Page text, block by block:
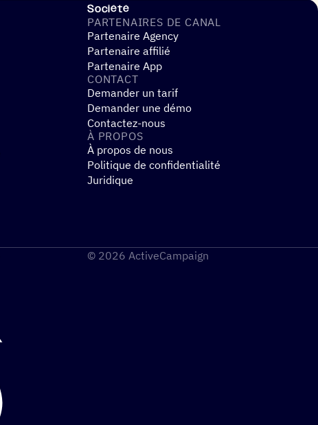
Société
PARTE­NAIRES DE CANAL
Partenaire Agency
Partenaire affilié
Partenaire App
CONTACT
Demander un tarif
Demander une démo
Contactez-nous
À PROPOS
À propos de nous
Politique de confidentialité
Juridique
© 2026 ActiveCampaign